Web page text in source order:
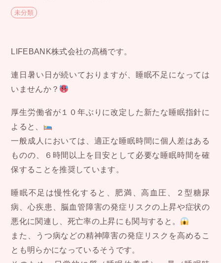
未分類
LIFEBANK株式会社の髙橋です。
連日暑い日が続いておりますが、睡眠不足になっては
いませんか？
厚生労働省が１０年ぶりに改定した新たな睡眠指針に
よると、
一般成人においては、適正な睡眠時間に個人差はある
ものの、６時間以上を目安として必要な睡眠時間を確
保することを推奨しています。
睡眠不足は慢性化すると、肥満、高血圧、２型糖尿
病、心疾患、脳血管障害の発症リスクの上昇や症状の
悪化に関連し、死亡率の上昇にも関与すると。
また、うつ病などの精神障害の発症リスクを高めるこ
とも明らかになっているそうです。